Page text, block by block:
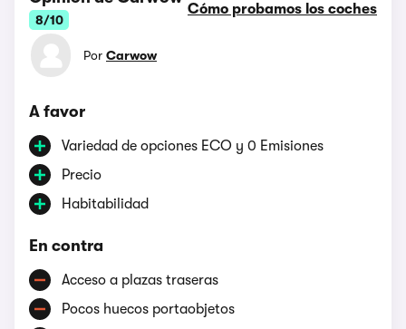
8/10
Cómo probamos los coches
Por Carwow
A favor
Variedad de opciones ECO y 0 Emisiones
Precio
Habitabilidad
En contra
Acceso a plazas traseras
Pocos huecos portaobjetos